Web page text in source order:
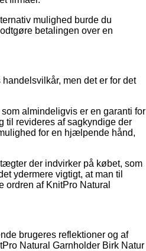
mulighed burde du
betalingen over en
men det er for det
almindeligvis er en garanti for
til revideres af sagkyndige der
for en hjælpende hånd,
der indvirker på købet, som
ydermere vigtigt, at man til
ordren af KnitPro Natural
brugeres reflektioner og af
Natural Garnholder Birk Natur